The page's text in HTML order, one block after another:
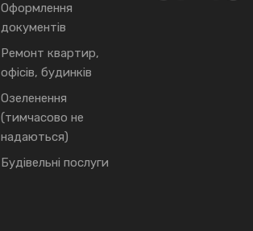
Оформлення
документів
Ремонт квартир,
офісів, будинків
Озеленення
(тимчасово не
надаються)
Будівельні послуги